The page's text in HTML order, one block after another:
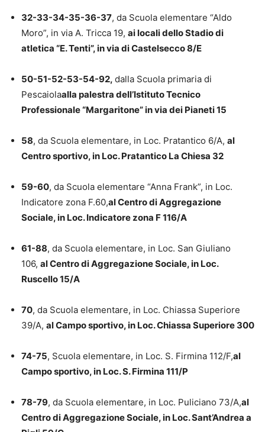
32-33-34-35-36-37, da Scuola elementare “Aldo
Moro”, in via A. Tricca 19, ai locali dello Stadio di
atletica “E. Tenti”, in via di Castelsecco 8/E
50-51-52-53-54-92, dalla Scuola primaria di
Pescaiolaalla palestra dell’Istituto Tecnico
Professionale “Margaritone” in via dei Pianeti 15
58, da Scuola elementare, in Loc. Pratantico 6/A, al
Centro sportivo, in Loc. Pratantico La Chiesa 32
59-60, da Scuola elementare “Anna Frank”, in Loc.
Indicatore zona F.60,al Centro di Aggregazione
Sociale, in Loc. Indicatore zona F 116/A
61-88, da Scuola elementare, in Loc. San Giuliano
106, al Centro di Aggregazione Sociale, in Loc.
Ruscello 15/A
70, da Scuola elementare, in Loc. Chiassa Superiore
39/A, al Campo sportivo, in Loc. Chiassa Superiore 300
74-75, Scuola elementare, in Loc. S. Firmina 112/F,al
Campo sportivo, in Loc. S. Firmina 111/P
78-79, da Scuola elementare, in Loc. Puliciano 73/A,al
Centro di Aggregazione Sociale, in Loc. Sant’Andrea a